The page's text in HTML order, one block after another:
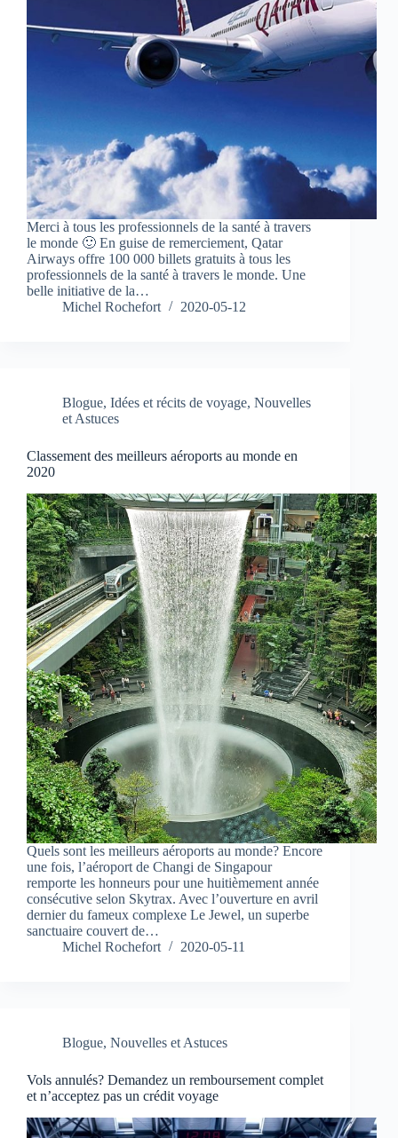
Merci à tous les professionnels de la santé à travers
le monde 🙂 En guise de remerciement, Qatar
Airways offre 100 000 billets gratuits à tous les
professionnels de la santé à travers le monde. Une
belle initiative de la…
Michel Rochefort
2020-05-12
Blogue, Idées et récits de voyage, Nouvelles
et Astuces
Classement des meilleurs aéroports au monde en
2020
Quels sont les meilleurs aéroports au monde? Encore
une fois, l’aéroport de Changi de Singapour
remporte les honneurs pour une huitièmement année
consécutive selon Skytrax. Avec l’ouverture en avril
dernier du fameux complexe Le Jewel, un superbe
sanctuaire couvert de…
Michel Rochefort
2020-05-11
Blogue, Nouvelles et Astuces
Vols annulés? Demandez un remboursement complet
et n’acceptez pas un crédit voyage